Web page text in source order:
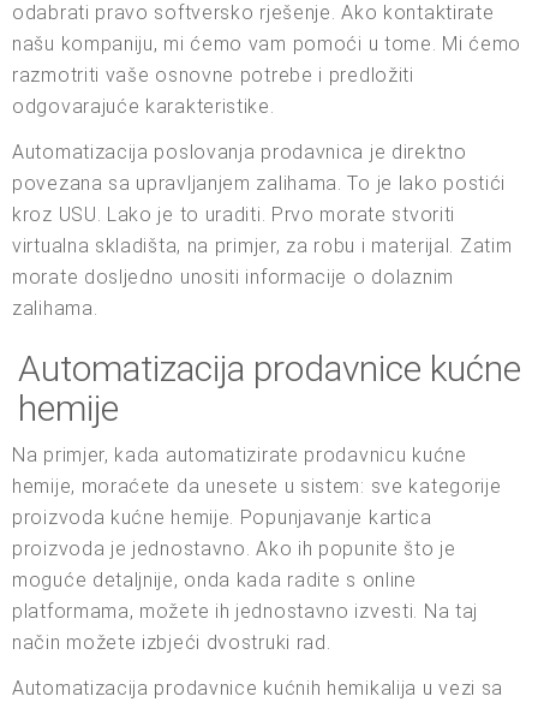
odabrati pravo softversko rješenje. Ako kontaktirate
našu kompaniju, mi ćemo vam pomoći u tome. Mi ćemo
razmotriti vaše osnovne potrebe i predložiti
odgovarajuće karakteristike.
Automatizacija poslovanja prodavnica je direktno
povezana sa upravljanjem zalihama. To je lako postići
kroz USU. Lako je to uraditi. Prvo morate stvoriti
virtualna skladišta, na primjer, za robu i materijal. Zatim
morate dosljedno unositi informacije o dolaznim
zalihama.
Automatizacija prodavnice kućne
hemije
Na primjer, kada automatizirate prodavnicu kućne
hemije, moraćete da unesete u sistem: sve kategorije
proizvoda kućne hemije. Popunjavanje kartica
proizvoda je jednostavno. Ako ih popunite što je
moguće detaljnije, onda kada radite s online
platformama, možete ih jednostavno izvesti. Na taj
način možete izbjeći dvostruki rad.
Automatizacija prodavnice kućnih hemikalija u vezi sa